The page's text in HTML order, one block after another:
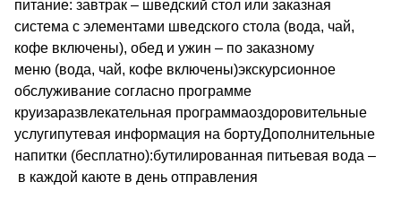
питание: завтрак – шведский стол или заказная
система с элементами шведского стола (вода, чай,
кофе включены), обед и ужин – по заказному
меню (вода, чай, кофе включены)экскурсионное
обслуживание согласно программе
круизаразвлекательная программаоздоровительные
услугипутевая информация на бортуДополнительные
напитки (бесплатно):бутилированная питьевая вода –
в каждой каюте в день отправления